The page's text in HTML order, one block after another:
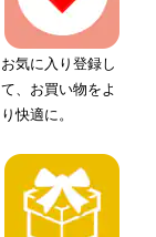
お気に入り登録し
て、お買い物をよ
り快適に。